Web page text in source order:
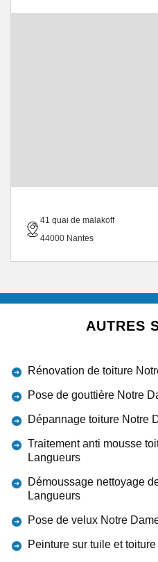
41 quai de malakoff
44000 Nantes
AUTRES
Rénovation de toiture
Pose de gouttière Notre
Dépannage toiture Notre
Traitement anti mousse
Langueurs
Démoussage nettoyage
Langueurs
Pose de velux Notre
Peinture sur tuile et